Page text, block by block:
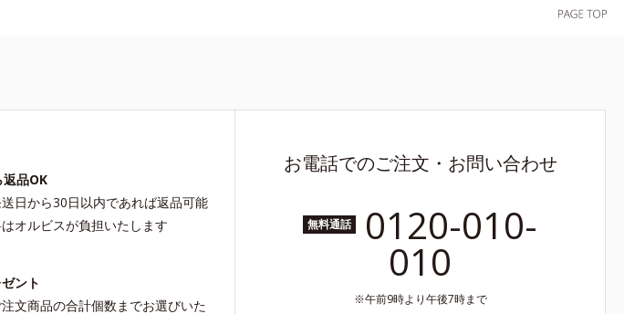
らかい背中のお肉をカバーします。硬いセル芯で
品OK
日から30日以内であれば返品可能
オルビスが負担いたします
ント
文商品の合計個数までお選びいた
お電話でのご注文・お問い合わせ
無料通話 0120-010-
010
午前9時より午後7時まで